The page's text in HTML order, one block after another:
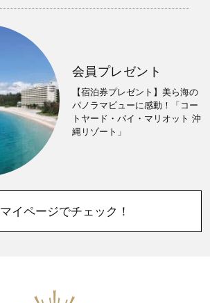
会員プレゼント
【宿泊券プレゼント】美ら海の
パノラマビューに感動！「コー
トヤード・バイ・マリオット 沖
縄リゾート」
マイページでチェック！